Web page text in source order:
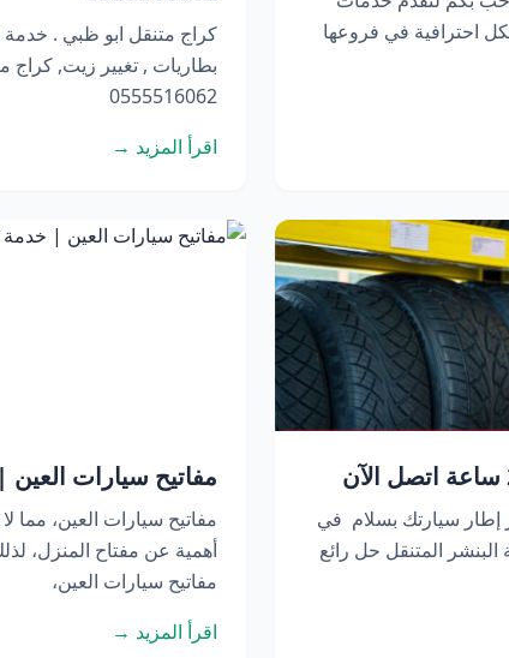
احترافية في فروعها
بطاريات , تغيير زيت, كراج
0555516062
اقرأ المزيد →
إطار سيارتك بسلام في
المتنقل حل رائع
مفاتيح سيارات العين | خدمة 24
مفاتيح سيارات العين، مما
أهمية عن مفتاح المنزل،
مفاتيح سيارات العين،
اقرأ المزيد →